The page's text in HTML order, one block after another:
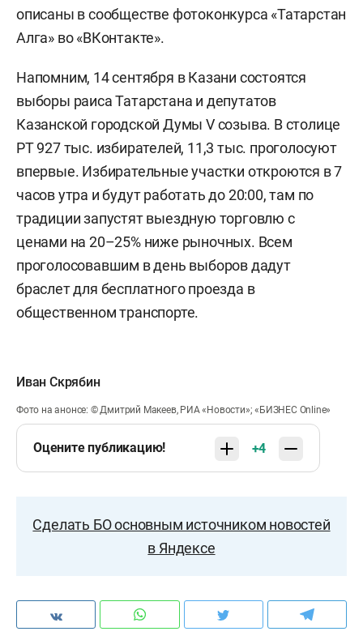
описаны в сообществе фотоконкурса «Татарстан
Алга» во «ВКонтакте».
Напомним, 14 сентября в Казани состоятся
выборы раиса Татарстана и депутатов
Казанской городской Думы V созыва. В столице
РТ 927 тыс. избирателей, 11,3 тыс. проголосуют
впервые. Избирательные участки откроются в 7
часов утра и будут работать до 20:00, там по
традиции запустят выездную торговлю с
ценами на 20–25% ниже рыночных. Всем
проголосовавшим в день выборов дадут
браслет для бесплатного проезда в
общественном транспорте.
Иван Скрябин
Фото на анонсе: © Дмитрий Макеев, РИА «Новости»; «БИЗНЕС Online»
Оцените публикацию! +4
Сделать БО основным источником новостей
в Яндексе